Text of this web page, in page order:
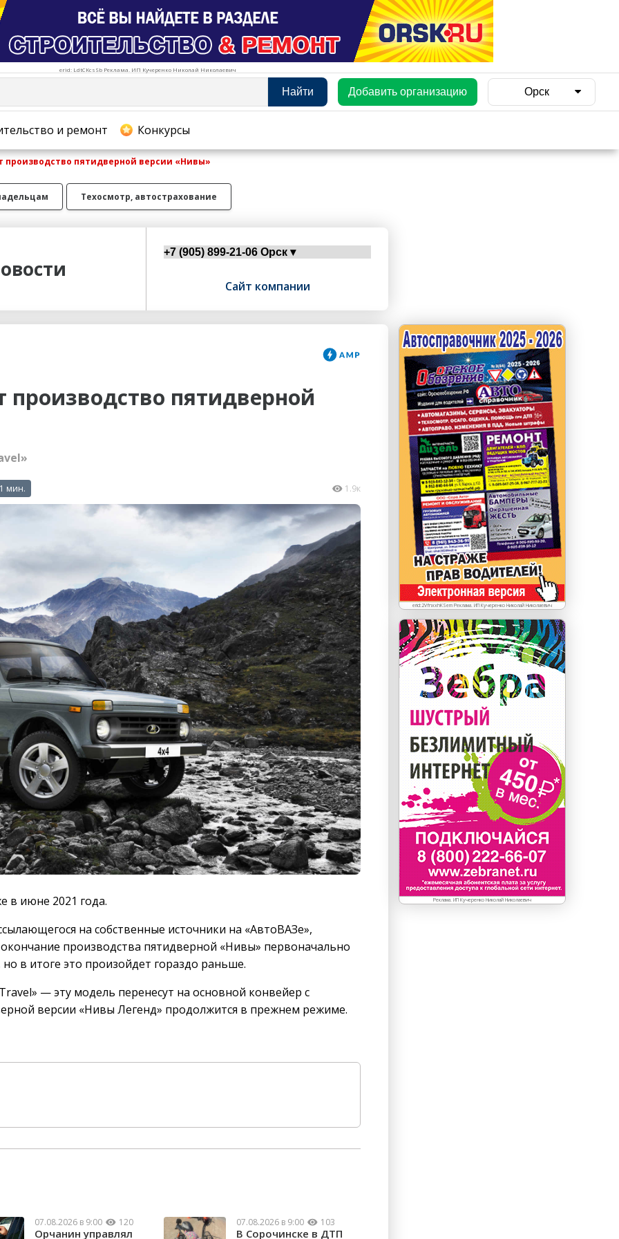
erid: LdtCKcsSb Реклама. ИП Кучеренко Николай Николаевич
Найти Добавить организацию Орск
и ремонт Конкурсы
erid: LdtCKJjWj Реклама. ИП Кучеренко Николай
Николаевич
производство пятидверной версии «Нивы»
Техосмотр, автострахование
Сайт компании
производство пятидверной
мин. 1.9к
в июне 2021 года.
на собственные источники на «АвтоВАЗе»,
производства пятидверной «Нивы» первоначально
в итоге это произойдет гораздо раньше.
— эту модель перенесут на основной конвейер с
версии «Нивы Легенд» продолжится в прежнем режиме.
07.08.2026 в 9:00 120
Орчанин управлял
07.08.2026 в 9:00 103
В Сорочинске в ДТП
erid:2VfnxxhKSem Реклама. ИП Кучеренко Николай Николаевич
Реклама. ИП Кучеренко Николай Николаевич